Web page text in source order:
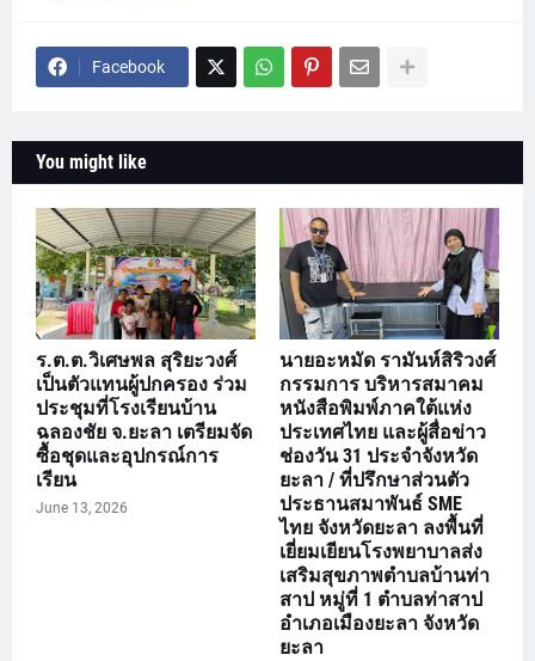
Facebook
You might like
ร.ต.ต.วิเศษพล สุริยะวงศ์
เป็นตัวแทนผู้ปกครอง ร่วม
ประชุมที่โรงเรียนบ้าน
ฉลองชัย จ.ยะลา เตรียมจัด
ซื้อชุดและอุปกรณ์การ
เรียน
June 13, 2026
นายอะหมัด รามันห์สิริวงศ์
กรรมการ บริหารสมาคม
หนังสือพิมพ์ภาคใต้แห่ง
ประเทศไทย และผู้สื่อข่าว
ช่องวัน 31 ประจำจังหวัด
ยะลา / ที่ปรึกษาส่วนตัว
ประธานสมาพันธ์ SME
ไทย จังหวัดยะลา ลงพื้นที่
เยี่ยมเยียนโรงพยาบาลส่ง
เสริมสุขภาพตำบลบ้านท่า
สาป หมู่ที่ 1 ตำบลท่าสาป
อำเภอเมืองยะลา จังหวัด
ยะลา